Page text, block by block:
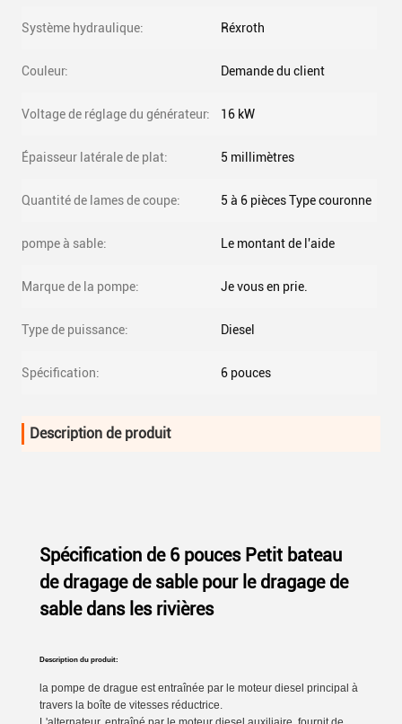
Système hydraulique: Réxroth
Couleur: Demande du client
Voltage de réglage du générateur: 16 kW
Épaisseur latérale de plat: 5 millimètres
Quantité de lames de coupe: 5 à 6 pièces Type couronne
pompe à sable: Le montant de l'aide
Marque de la pompe: Je vous en prie.
Type de puissance: Diesel
Spécification: 6 pouces
Description de produit
Spécification de 6 pouces Petit bateau
de dragage de sable pour le dragage de
sable dans les rivières
Description du produit:
la pompe de drague est entraînée par le moteur diesel principal à
travers la boîte de vitesses réductrice.